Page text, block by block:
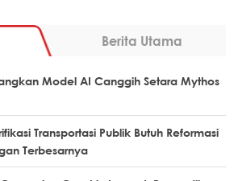
Berita Utama
Model AI Canggih Setara Mythos
Transportasi Publik Butuh Reformasi
Terbesarnya